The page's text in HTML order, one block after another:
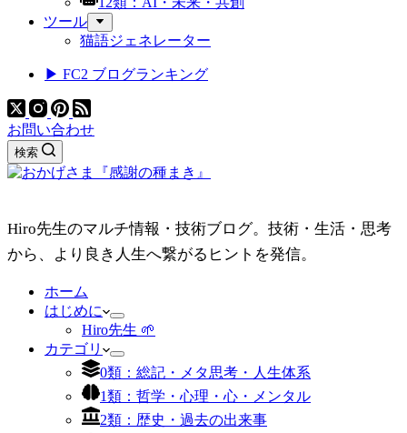
ツール
猫語ジェネレーター
▶ FC2 ブログランキング
お問い合わせ
検索
Hiro先生のマルチ情報・技術ブログ。技術・生活・思考
から、より良き人生へ繋がるヒントを発信。
ホーム
はじめに
Hiro先生 🌱
カテゴリ
0類：総記・メタ思考・人生体系
1類：哲学・心理・心・メンタル
2類：歴史・過去の出来事